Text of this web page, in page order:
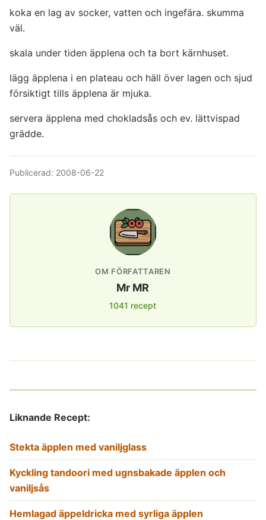
koka en lag av socker, vatten och ingefära. skumma
väl.
skala under tiden äpplena och ta bort kärnhuset.
lägg äpplena i en plateau och häll över lagen och sjud
försiktigt tills äpplena är mjuka.
servera äpplena med chokladsås och ev. lättvispad
grädde.
Publicerad: 2008-06-22
OM FÖRFATTAREN
Mr MR
1041 recept
Liknande Recept:
Stekta äpplen med vaniljglass
Kyckling tandoori med ugnsbakade äpplen och
vaniljsås
Hemlagad äppeldricka med syrliga äpplen